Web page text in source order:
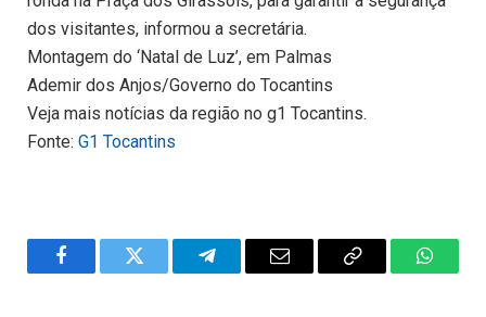
dos visitantes, informou a secretária.
Montagem do ‘Natal de Luz’, em Palmas
Ademir dos Anjos/Governo do Tocantins
Veja mais notícias da região no g1 Tocantins.
Fonte: G1 Tocantins
FacebookTwitter TelegramEmail
Copy